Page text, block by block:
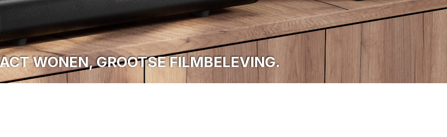
WONEN, GROOTSE FILMBELEVING.